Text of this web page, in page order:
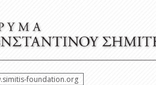
foundation.org